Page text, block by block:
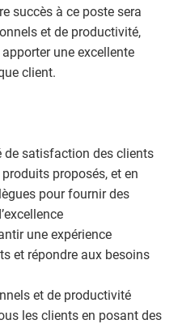
succès à ce poste sera
et de productivité,
une excellente
client.
de satisfaction des clients
proposés, et en
pour fournir des
une expérience
et répondre aux besoins
et de productivité
les clients en posant des